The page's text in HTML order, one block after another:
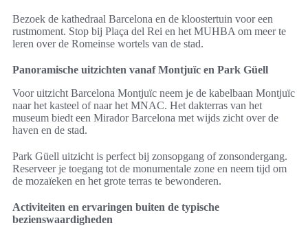
Bezoek de kathedraal Barcelona en de kloostertuin voor een
rustmoment. Stop bij Plaça del Rei en het MUHBA om meer te
leren over de Romeinse wortels van de stad.
Panoramische uitzichten vanaf Montjuïc en Park Güell
Voor uitzicht Barcelona Montjuïc neem je de kabelbaan Montjuïc
naar het kasteel of naar het MNAC. Het dakterras van het
museum biedt een Mirador Barcelona met wijds zicht over de
haven en de stad.
Park Güell uitzicht is perfect bij zonsopgang of zonsondergang.
Reserveer je toegang tot de monumentale zone en neem tijd om
de mozaïeken en het grote terras te bewonderen.
Activiteiten en ervaringen buiten de typische
bezienswaardigheden